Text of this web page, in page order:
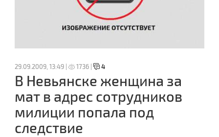
29.09.2009, 13:49 | 1736 | 4
В Невьянске женщина за
мат в адрес сотрудников
милиции попала под
следствие